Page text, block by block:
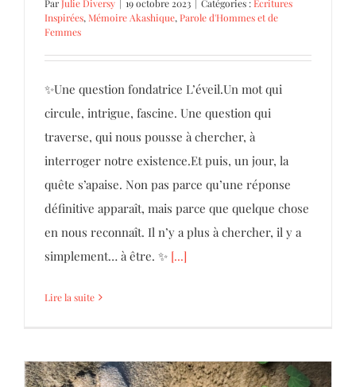
ParJulie Diversy | 19 octobre 2023 | Catégories :Ecritures
Inspirées,Mémoire Akashique,Parole d'Hommes et de
Femmes
✨Une question fondatrice L’éveil.Un mot qui
circule, intrigue, fascine. Une question qui
traverse, qui nous pousse à chercher, à
interroger notre existence.Et puis, un jour, la
quête s’apaise. Non pas parce qu’une réponse
définitive apparaît, mais parce que quelque chose
en nous reconnaît. Il n’y a plus à chercher, il y a
simplement… à être. ✨ [...]
Lire la suite